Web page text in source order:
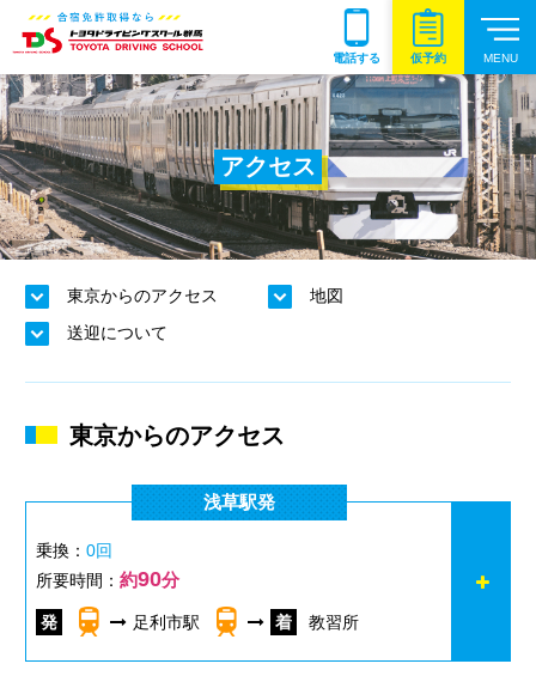
電話する 仮予約
アクセス
東京からのアクセス
地図
送迎について
東京からのアクセス
浅草駅発
乗換：0回
所要時間：約90分
足利市駅 教習所